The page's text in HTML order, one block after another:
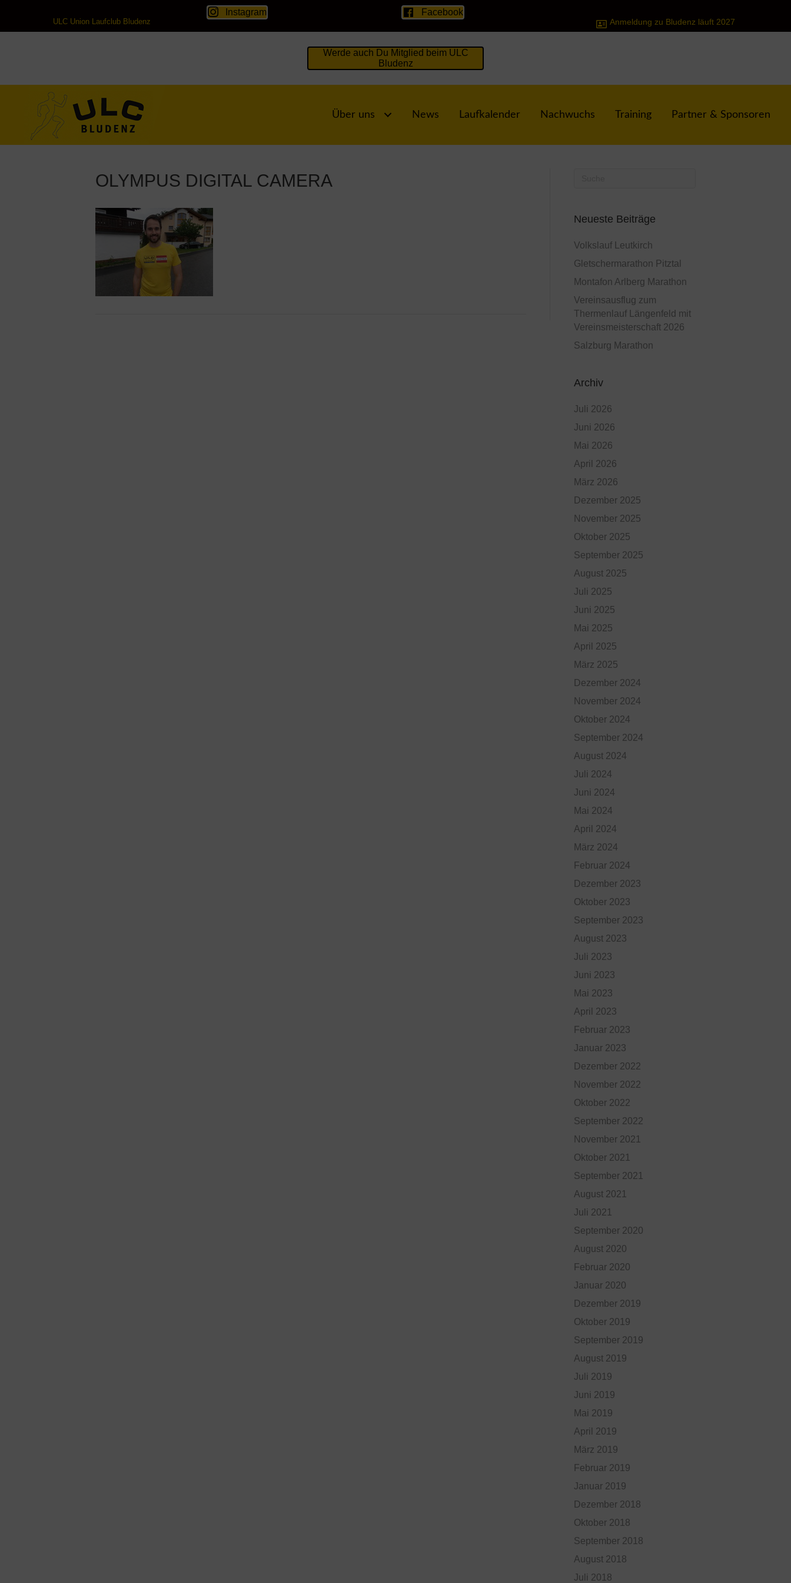
ULC Union Laufclub Bludenz
Instagram Facebook
Anmeldung zu Bludenz läuft 2027
Werde auch Du Mitglied beim ULC
Bludenz
Über uns News Laufkalender Nachwuchs Training Partner & Sponsoren
OLYMPUS DIGITAL CAMERA
Neueste Beiträge
Volkslauf Leutkirch
Gletschermarathon Pitztal
Montafon Arlberg Marathon
Vereinsausflug zum
Thermenlauf Längenfeld mit
Vereinsmeisterschaft 2026
Salzburg Marathon
Archiv
Juli 2026
Juni 2026
Mai 2026
April 2026
März 2026
Dezember 2025
November 2025
Oktober 2025
September 2025
August 2025
Juli 2025
Juni 2025
Mai 2025
April 2025
März 2025
Dezember 2024
November 2024
Oktober 2024
September 2024
August 2024
Juli 2024
Juni 2024
Mai 2024
April 2024
März 2024
Februar 2024
Dezember 2023
Oktober 2023
September 2023
August 2023
Juli 2023
Juni 2023
Mai 2023
April 2023
Februar 2023
Januar 2023
Dezember 2022
November 2022
Oktober 2022
September 2022
November 2021
Oktober 2021
September 2021
August 2021
Juli 2021
September 2020
August 2020
Februar 2020
Januar 2020
Dezember 2019
Oktober 2019
September 2019
August 2019
Juli 2019
Juni 2019
Mai 2019
April 2019
März 2019
Februar 2019
Januar 2019
Dezember 2018
Oktober 2018
September 2018
August 2018
Juli 2018